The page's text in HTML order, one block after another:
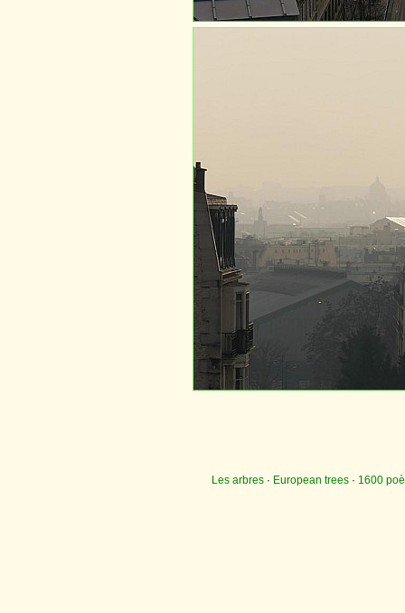
Les arbres· European trees· 1600